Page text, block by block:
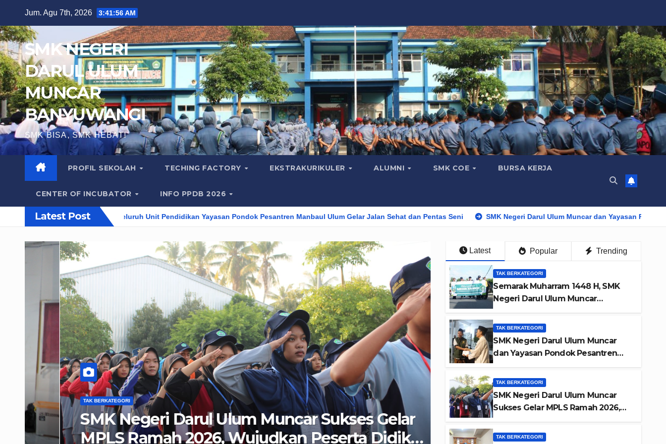
content
Jum. Agu 7th, 2026 3:41:57 AM
SMK NEGERI
DARUL ULUM
MUNCAR
BANYUWANGI
SMK BISA, SMK HEBAT!
PROFIL SEKOLAH TECHING FACTORY EKSTRAKURIKULER ALUMNI SMK COE BURSA KERJA
CENTER OF INCUBATOR INFO PPDB 2026
Latest Post
Muncar Bersama Seluruh Unit Pendidikan Yayasan Pondok Pesantren Manbaul Ulum Gelar Jalan Sehat dan Pentas Seni SMK Negeri Darul Ulum Muncar dan Yayasan Pondok
TAK BERKATEGORI
SMK Negeri Darul Ulum Muncar Sukses Gelar
MPLS Ramah 2026, Wujudkan Peserta Didik
TAK BERKATEGORI
Visitasi P4MI ke SMK
Banyuwangi Perkuat
Latest Popular Trending
TAK BERKATEGORI
Semarak Muharram 1448 H, SMK
Negeri Darul Ulum Muncar
Bersama Seluruh Unit Pendidikan
Yayasan Pondok Pesantren
Manbaul Ulum Gelar Jalan Sehat
dan Pentas Seni
TAK BERKATEGORI
SMK Negeri Darul Ulum Muncar
dan Yayasan Pondok Pesantren
Manbaul Ulum Gelar Santunan
Yatim Piatu dan Dhuafa dalam
Rangka Memeriahkan Bulan
Muharram 1448 H
TAK BERKATEGORI
SMK Negeri Darul Ulum Muncar
Sukses Gelar MPLS Ramah 2026,
Wujudkan Peserta Didik
Berkarakter, Disiplin, dan
TAK BERKATEGORI